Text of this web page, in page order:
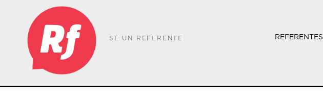
SÉ UN REFERENTE REFERENTES